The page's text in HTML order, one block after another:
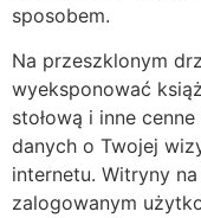
sposobem.
Na przeszklonym
wyeksponować
stołową i inne
danych o Twojej
internetu. Witryny
zalogowanym